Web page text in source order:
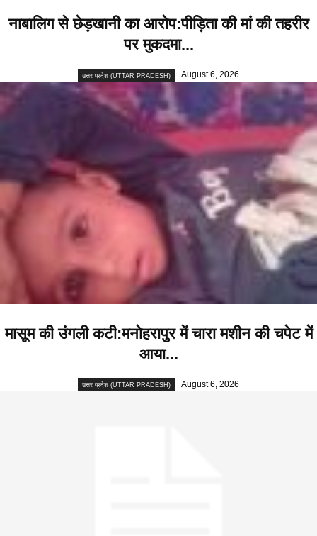
नाबालिग से छेड़खानी का आरोप:पीड़िता की मां की तहरीर
पर मुकदमा...
उत्तर प्रदेश (UTTAR PRADESH) August 6, 2026
मासूम की उंगली कटी:मनोहरापुर में चारा मशीन की चपेट में
आया...
उत्तर प्रदेश (UTTAR PRADESH) August 6, 2026